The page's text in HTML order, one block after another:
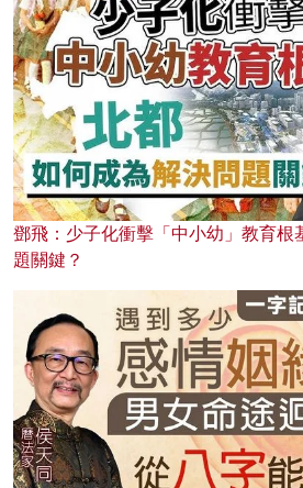
鄧飛：少子化衝擊「中小幼」教育根
題關鍵？